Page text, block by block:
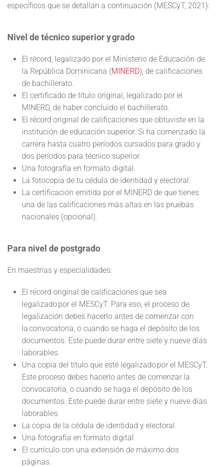
específicos que se detallan a continuación (MESCyT, 2021):
Nivel de técnico superior y grado
El récord, legalizado por el Ministerio de Educación de
la República Dominicana (MINERD), de calificaciones
de bachillerato.
El certificado de título original, legalizado por el
MINERD, de haber concluido el bachillerato.
El récord original de calificaciones que obtuviste en la
institución de educación superior. Si ha comenzado la
carrera hasta cuatro períodos cursados para grado y
dos períodos para técnico superior.
Una fotografía en formato digital.
La fotocopia de tu cédula de identidad y electoral.
La certificación emitida por el MINERD de que tienes
una de las calificaciones más altas en las pruebas
nacionales (opcional).
Para nivel de postgrado
En maestrías y especialidades:
El récord original de calificaciones que sea
legalizado por el MESCyT. Para eso, el proceso de
legalización debes hacerlo antes de comenzar con
la convocatoria, o cuando se haga el depósito de los
documentos. Este puede durar entre siete y nueve días
laborables.
Una copia del título que esté legalizado por el MESCyT.
Este proceso debes hacerlo antes de comenzar la
convocatoria, o cuando se haga el depósito de los
documentos. Este puede durar entre siete y nueve días
laborables.
La copia de la cédula de identidad y electoral.
Una fotografía en formato digital.
El currículo con una extensión de máximo dos
páginas.